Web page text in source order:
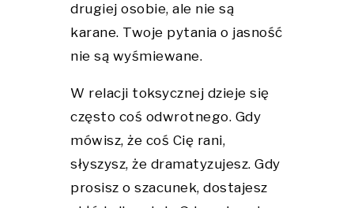
drugiej osobie, ale nie są
karane. Twoje pytania o jasność
nie są wyśmiewane.
W relacji toksycznej dzieje się
często coś odwrotnego. Gdy
mówisz, że coś Cię rani,
słyszysz, że dramatyzujesz. Gdy
prosisz o szacunek, dostajesz